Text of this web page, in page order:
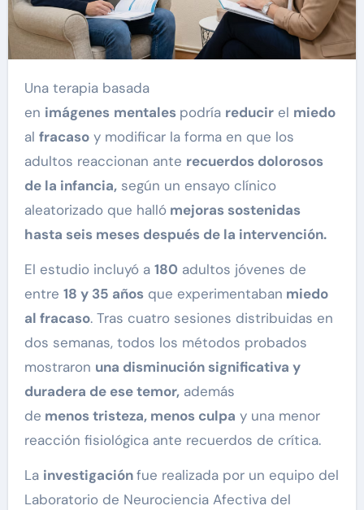
Una terapia basada
en imágenes mentales podría reducirel miedo
al fracasoy modificar la forma en que los
adultos reaccionan ante recuerdos dolorosos
de la infancia,según un ensayo clínico
aleatorizado que hallómejoras sostenidas
hasta seis meses después de la intervención.
El estudio incluyó a 180 adultos jóvenes de
entre 18 y 35 añosque experimentaban miedo
al fracaso. Tras cuatro sesiones distribuidas en
dos semanas, todos los métodos probados
mostraron una disminución significativa y
duradera de ese temor,además
de menostristeza, menos culpa y una menor
reacción fisiológica ante recuerdos de crítica.
La investigaciónfue realizada por un equipo del
Laboratorio de Neurociencia Afectiva del